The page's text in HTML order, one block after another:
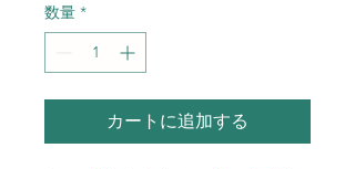
数量 *
カートに追加する